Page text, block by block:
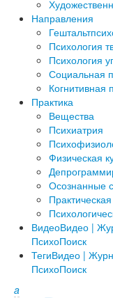
Направления
Психология
Психология
Социальная
Когнитивная
Практика
Вещества
Психиатрия
Физическая
Осознанные
ВидеоВидео |
ПсихоПоиск
ТегиВидео |
ПсихоПоиск
a